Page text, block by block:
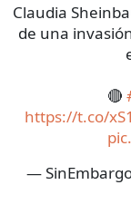
Claudia
de una
🔴
https://t.co/
—